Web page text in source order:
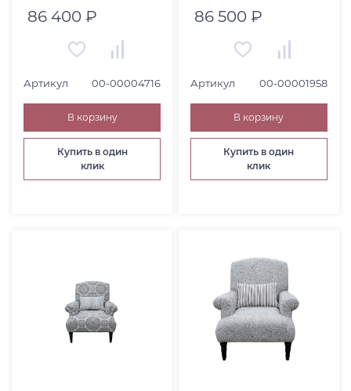
BROWN(МИЛАН 50-
027)
86 400 ₽
Артикул 00-00004716
В корзину
Купить в один
клик
86 500 ₽
Артикул 00-00001958
В корзину
Купить в один
клик